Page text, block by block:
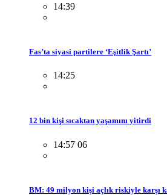
14:39
Fas’ta siyasi partilere ‘Eşitlik Şartı’
14:25
12 bin kişi sıcaktan yaşamını yitirdi
14:57 06
BM: 49 milyon kişi açlık riskiyle karşı